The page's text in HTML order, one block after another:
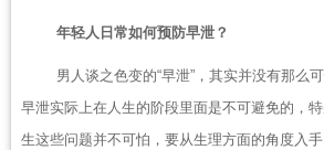
年轻人日常如何预防早泄？
男人谈之色变的“早泄”，其实并没有那么
早泄实际上在人生的阶段里面是不可避免的，
生这些问题并不可怕，要从生理方面的角度入